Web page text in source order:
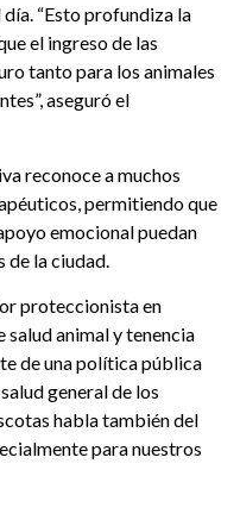
“Esto profundiza la
el ingreso de las
tanto para los animales
aseguró el
reconoce a muchos
permitiendo que
emocional puedan
de la ciudad.
proteccionista en
animal y tenencia
de una política pública
general de los
habla también del
para nuestros